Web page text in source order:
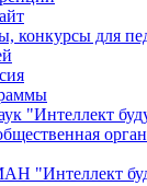
конкурсы для
"Интеллект
"Интеллект